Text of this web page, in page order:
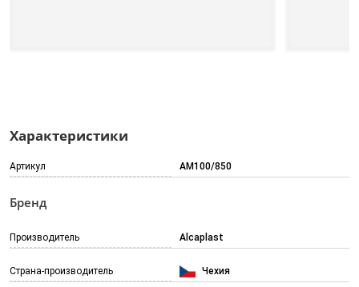
Характеристики
Артикул AM100/850
Бренд
Производитель Alcaplast
Страна-производитель Чехия